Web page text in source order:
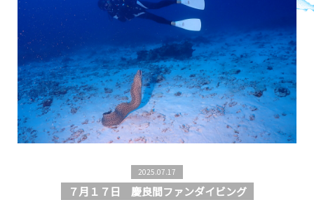
2025.07.17
７月１７日 慶良間ファンダイビング